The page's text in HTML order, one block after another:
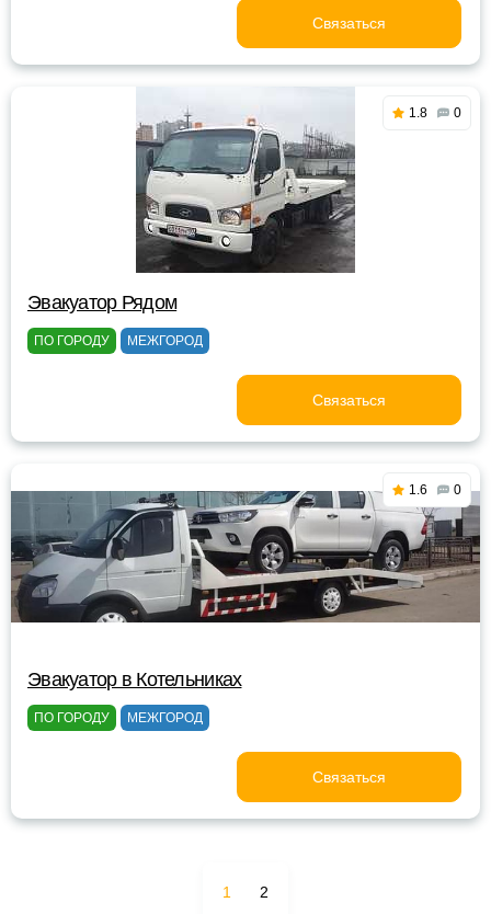
Связаться
1.8 0
Эвакуатор Рядом
ПО ГОРОДУ МЕЖГОРОД
Связаться
1.6 0
Эвакуатор в Котельниках
ПО ГОРОДУ МЕЖГОРОД
Связаться
1 2